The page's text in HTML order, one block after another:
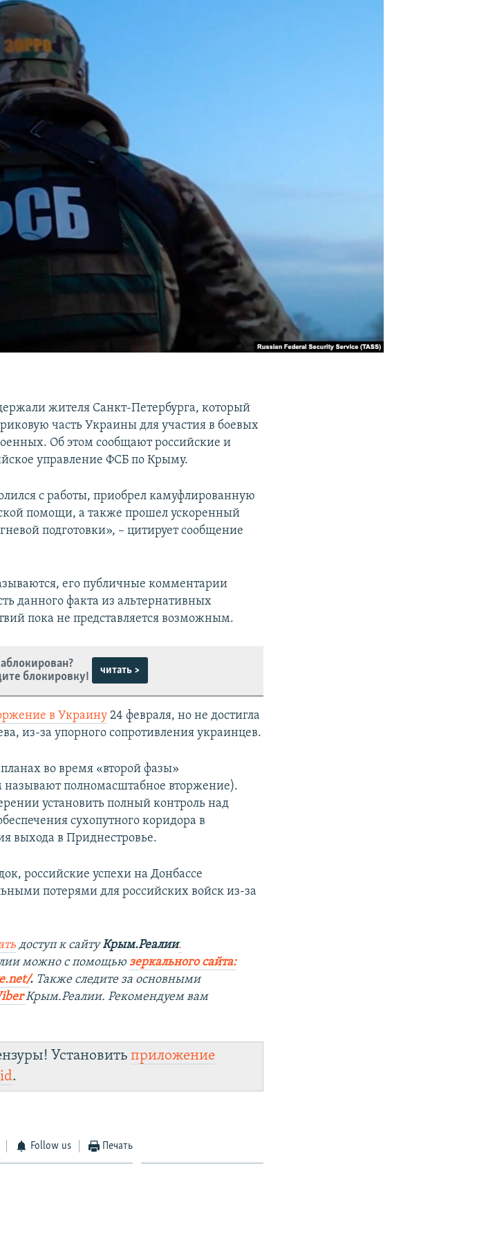
жителя Санкт-Петербурга, который
часть Украины для участия в боевых
Об этом сообщают российские и
управление ФСБ по Крыму.
с работы, приобрел камуфлированную
помощи, а также прошел ускоренный
подготовки», – цитирует сообщение
его публичные комментарии
данного факта из альтернативных
пока не представляется возможным.
блокировку!
читать >
в Украину 24 февраля, но не достигла
из-за упорного сопротивления украинцев.
во время «второй фазы»
называют полномасштабное вторжение).
установить полный контроль над
сухопутного коридора в
выхода в Приднестровье.
российские успехи на Донбассе
потерями для российских войск из-за
доступ к сайтуКрым.Реалии.
можно с помощьюзеркального сайта:
. Также следите за основными
Крым.Реалии. Рекомендуем вам
Установитьприложение
.
Follow us Печать